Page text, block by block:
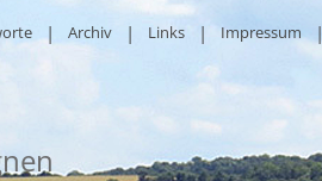
Archiv Links Impressum